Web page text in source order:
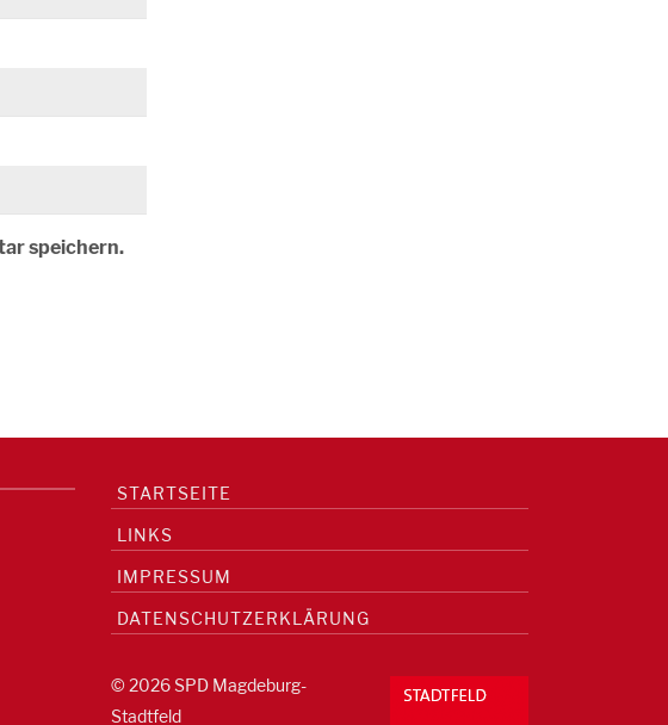
speichern.
STARTSEITE
LINKS
IMPRESSUM
DATENSCHUTZERKLÄRUNG
© 2026 SPD Magdeburg-
Stadtfeld